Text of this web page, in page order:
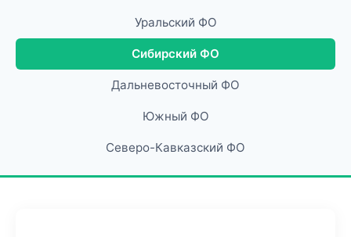
Уральский ФО
Сибирский ФО
Дальневосточный ФО
Южный ФО
Северо-Кавказский ФО